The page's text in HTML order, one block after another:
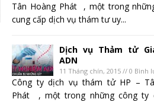
Tân Hoàng Phát , một trong
cung cấp dịch vụ thám tư uy...
Dịch vụ Thảm tử
ADN
11 Tháng chín, 2015 // 0 Bình
Công ty dịch vụ thám tử HP –
Phát , một trong những công ty